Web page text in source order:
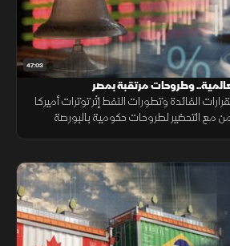
47:03
وطروحات مرتقبة بمصر
الفائدة وتطورات النفط إثر توترات أميركا
مع التحضير لطروحات حكومية بالبورصة